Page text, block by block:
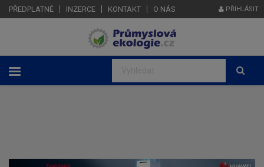
PŘEDPLATNÉ INZERCE KONTAKT O NÁS PŘIHLÁSIT